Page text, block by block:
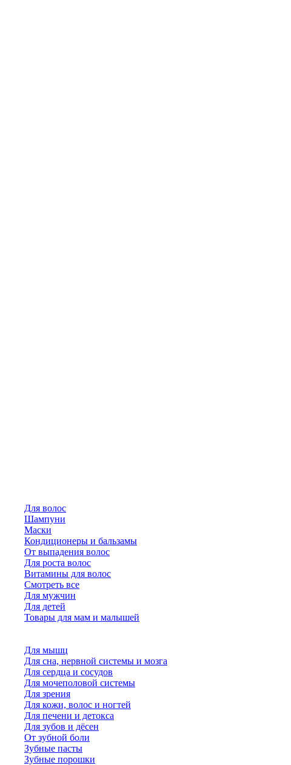
Для волос
Шампуни
Маски
Кондиционеры и бальзамы
От выпадения волос
Для роста волос
Витамины для волос
Смотреть все
Для мужчин
Для детей
Товары для мам и малышей
Для мышц
Для сна, нервной системы и мозга
Для сердца и сосудов
Для мочеполовой системы
Для зрения
Для кожи, волос и ногтей
Для печени и детокса
Для зубов и дёсен
От зубной боли
Зубные пасты
Зубные порошки